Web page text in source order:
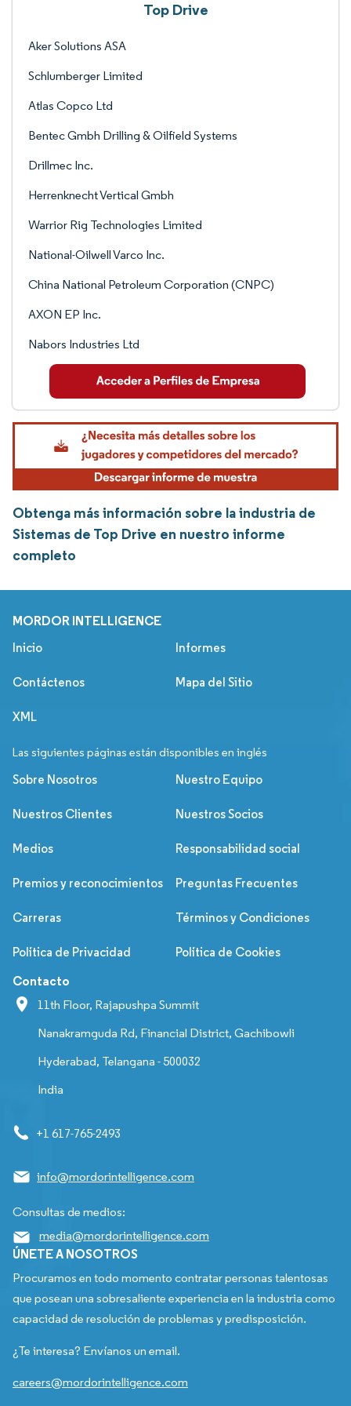
Top Drive
Aker Solutions ASA
Schlumberger Limited
Atlas Copco Ltd
Bentec Gmbh Drilling & Oilfield Systems
Drillmec Inc.
Herrenknecht Vertical Gmbh
Warrior Rig Technologies Limited
National-Oilwell Varco Inc.
China National Petroleum Corporation (CNPC)
AXON EP Inc.
Nabors Industries Ltd
Obtenga más información sobre la industria de
Sistemas de Top Drive en nuestro informe
completo
MORDOR INTELLIGENCE
Inicio Informes
Contáctenos Mapa del Sitio
XML
Las siguientes páginas están disponibles en inglés
Sobre Nosotros Nuestro Equipo
Nuestros Clientes Nuestros Socios
Medios Responsabilidad social
Premios y reconocimientos Preguntas Frecuentes
Carreras Términos y Condiciones
Política de Privacidad Política de Cookies
Contacto
11th Floor, Rajapushpa Summit
Nanakramguda Rd, Financial District, Gachibowli
Hyderabad, Telangana - 500032
India
+1 617-765-2493
info@mordorintelligence.com
Consultas de medios:
media@mordorintelligence.com
ÚNETE A NOSOTROS
Procuramos en todo momento contratar personas talentosas
que posean una sobresaliente experiencia en la industria como
capacidad de resolución de problemas y predisposición.
¿Te interesa? Envíanos un email.
careers@mordorintelligence.com